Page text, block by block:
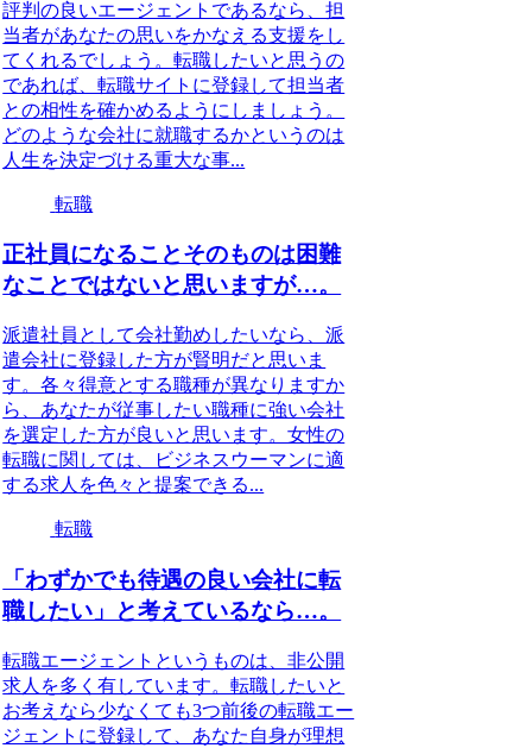
評判の良いエージェントであるなら、担
当者があなたの思いをかなえる支援をし
てくれるでしょう。転職したいと思うの
であれば、転職サイトに登録して担当者
との相性を確かめるようにしましょう。
どのような会社に就職するかというのは
人生を決定づける重大な事...
転職
正社員になることそのものは困難
なことではないと思いますが…。
派遣社員として会社勤めしたいなら、派
遣会社に登録した方が賢明だと思いま
す。各々得意とする職種が異なりますか
ら、あなたが従事したい職種に強い会社
を選定した方が良いと思います。女性の
転職に関しては、ビジネスウーマンに適
する求人を色々と提案できる...
転職
「わずかでも待遇の良い会社に転
職したい」と考えているなら…。
転職エージェントというものは、非公開
求人を多く有しています。転職したいと
お考えなら少なくても3つ前後の転職エー
ジェントに登録して、あなた自身が理想